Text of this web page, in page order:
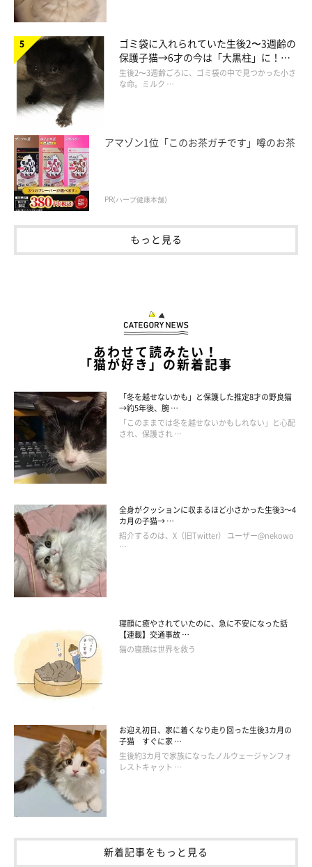
ヒーターのことを毎年ちゃんと覚えているんですね。かしこい！
春が来るといつも方付けてしまうんですが、片付けたときもヒー
ターを探していたりするんです。うちの子達。
もうどんだけ好きやねん！！って。どんだけ一途やねん！って言
いたくなりますよね。
飼い主のこともそんな風に熱烈に愛してほしい、と切に願うおか
ーさんなのでした。
たまちゃん本日の一言
年中置いといてほしいねん
ゴミ袋に入れられていた生後2〜3週齢の
保護子猫→6才の今は「大黒柱」に！
美しい黒猫に成長した姿にグッとくる
生後2〜3週齢ごろに、ゴミ袋の中で見つかった小さ
な命。ミルク …
アマゾン1位「このお茶ガチです」噂のお茶
PR(ハーブ健康本舗)
もっと見る
あわせて読みたい！
「猫が好き」の新着記事
「冬を越せないかも」と保護した推定8才の野良猫
→約5年後、腕 …
「このままでは冬を越せないかもしれない」と心配
され、保護され …
全身がクッションに収まるほど小さかった生後3～4
カ月の子猫→ …
紹介するのは、X（旧Twitter） ユーザー@nekowo
…
寝顔に癒やされていたのに、急に不安になった話
【連載】交通事故 …
猫の寝顔は世界を救う
お迎え初日、家に着くなり走り回った生後3カ月の
子猫 すぐに家 …
生後約3カ月で家族になったノルウェージャンフォ
レストキャット …
新着記事をもっと見る